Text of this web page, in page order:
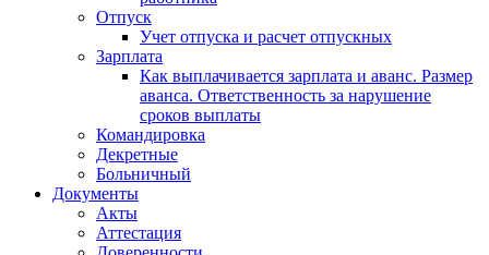
Отпуск
Учет отпуска и расчет отпускных
Зарплата
Как выплачивается зарплата и аванс. Размер
аванса. Ответственность за нарушение
сроков выплаты
Командировка
Декретные
Больничный
Документы
Акты
Аттестация